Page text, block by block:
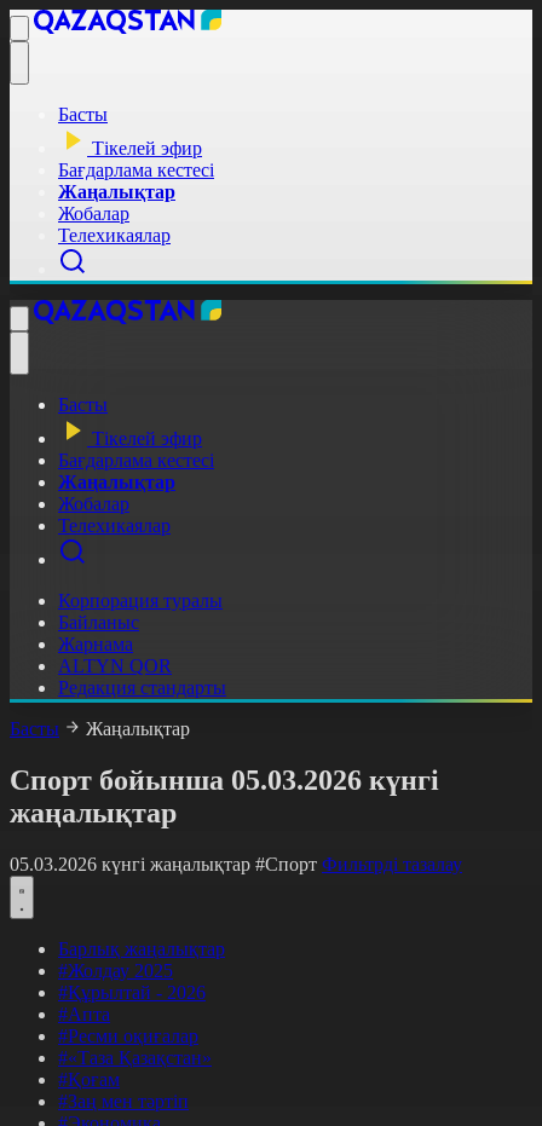
Басты
Тікелей эфир
Бағдарлама кестесі
Жаңалықтар
Жобалар
Телехикаялар
Басты
Тікелей эфир
Бағдарлама кестесі
Жаңалықтар
Жобалар
Телехикаялар
Корпорация туралы
Байланыс
Жарнама
ALTYN QOR
Редакция стандарты
Басты
Жаңалықтар
Спорт бойынша 05.03.2026 күнгі
жаңалықтар
05.03.2026 күнгі жаңалықтар #Спорт Фильтрді тазалау
Барлық жаңалықтар
#Жолдау 2025
#Құрылтай - 2026
#Апта
#Ресми оқиғалар
#«Таза Қазақстан»
#Қоғам
#Заң мен тәртіп